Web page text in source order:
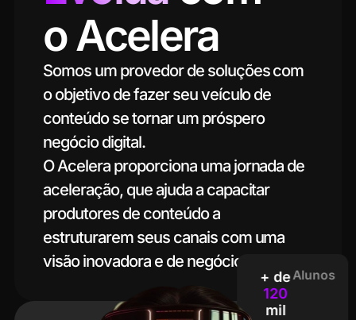
o Acelera
Somos um provedor de soluções com
o objetivo de fazer seu veículo de
conteúdo se tornar um próspero
negócio digital.
O Acelera proporciona uma jornada de
aceleração, que ajuda a capacitar
produtores de conteúdo a
estruturarem seus canais com uma
visão inovadora e de negócios.
+ de
120
mil
Alunos